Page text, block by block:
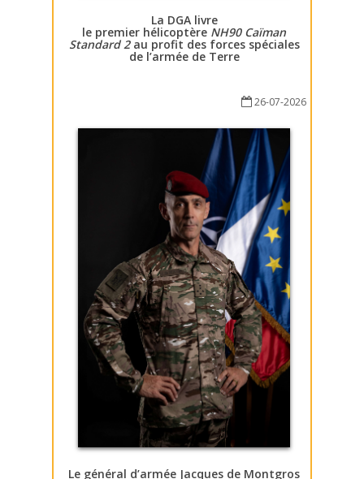
La DGA livre
le premier hélicoptère NH90 Caïman
Standard 2au profit des forces spéciales
de l’armée de Terre
26-07-2026
Le général d’armée Jacques de Montgros